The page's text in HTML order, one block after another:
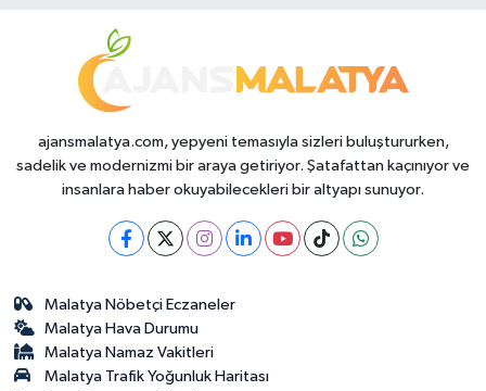
ajansmalatya.com, yepyeni temasıyla sizleri buluştururken,
sadelik ve modernizmi bir araya getiriyor. Şatafattan kaçınıyor ve
insanlara haber okuyabilecekleri bir altyapı sunuyor.
Malatya Nöbetçi Eczaneler
Malatya Hava Durumu
Malatya Namaz Vakitleri
Malatya Trafik Yoğunluk Haritası